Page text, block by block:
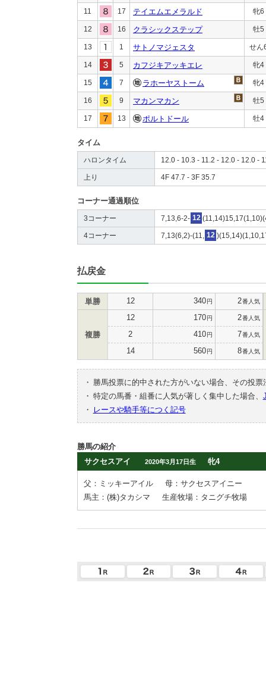
11 17 テイエムエメラルド 牝6
12 16 クラシックステップ 牡5
13 1 サトノマジェスタ せん
14 5 カフジキアッキエレ 牝4
15 7 ラホーヤストーム 牝4
16 9 マカンマカン 牡5
17 13 ポルトドール 牡4
タイム
ハロンタイム 12.0 - 10.3 - 11.2 - 12.0 - 12.0 -
上り 4F 47.7 - 3F 35.7
コーナー通過順位
3コーナー 7,13,6-2- 12
4コーナー 7,13(6,2)-(11, 12
払戻金
単勝 12 340円 2番人気
複勝
12 170円 2番人気
2 410円 7番人気
14 560円 8番人気
・
勝馬投票に的中された方がいない場合、その投
・ 特定の馬番・組番に人気が著しく集中した場合、
・
レースや騎手等につく記号
勝馬の紹介
サクセスアイ
2020年3月17日生 牝4
父：ミッキーアイル
母：サクセスアイニー
馬主：(株)タカシマ
生産牧場：タニグチ牧場